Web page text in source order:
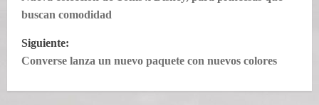
v
e
g
buscan comodidad
Siguiente:
Converse lanza un nuevo paquete con nuevos colores